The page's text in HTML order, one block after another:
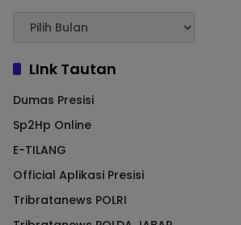
LInk Tautan
Dumas Presisi
Sp2Hp Online
E-TILANG
Official Aplikasi Presisi
Tribratanews POLRI